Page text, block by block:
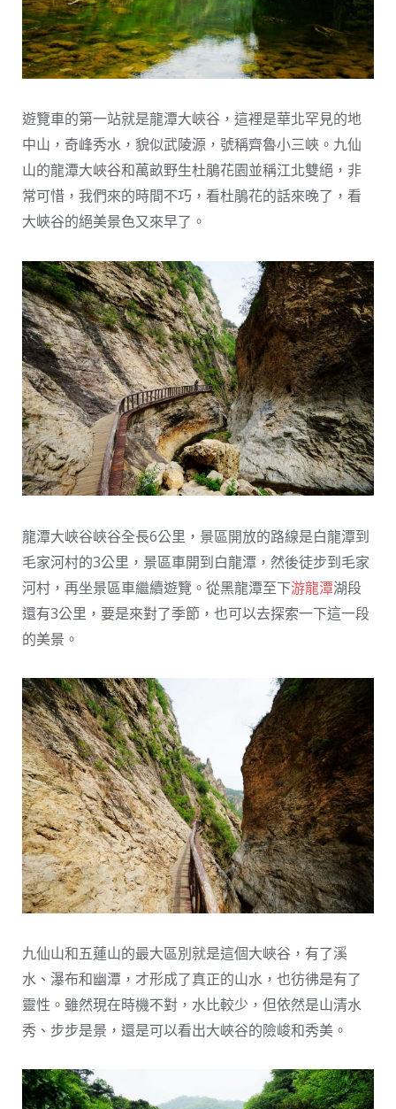
遊覽車的第一站就是龍潭大峽谷，這裡是華北罕見的地
中山，奇峰秀水，貌似武陵源，號稱齊魯小三峽。九仙
山的龍潭大峽谷和萬畝野生杜鵑花園並稱江北雙絕，非
常可惜，我們來的時間不巧，看杜鵑花的話來晚了，看
大峽谷的絕美景色又來早了。
龍潭大峽谷峽谷全長6公里，景區開放的路線是白龍潭到
毛家河村的3公里，景區車開到白龍潭，然後徒步到毛家
河村，再坐景區車繼續遊覽。從黑龍潭至下游龍潭湖段
還有3公里，要是來對了季節，也可以去探索一下這一段
的美景。
九仙山和五蓮山的最大區別就是這個大峽谷，有了溪
水、瀑布和幽潭，才形成了真正的山水，也彷彿是有了
靈性。雖然現在時機不對，水比較少，但依然是山清水
秀、步步是景，還是可以看出大峽谷的險峻和秀美。